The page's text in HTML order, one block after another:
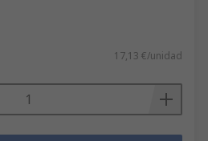
17,13 €/unidad